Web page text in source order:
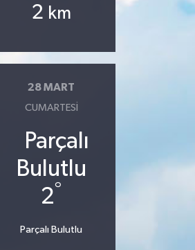
2 km
28 MART
CUMARTESI
2°
Parçalı Bulutlu